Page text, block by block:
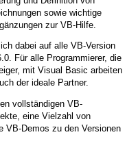
sowie wichtige
zur VB-Hilfe.
dabei auf alle VB-Version
Für alle Programmierer, die
mit Visual Basic arbeiten
der ideale Partner.
vollständigen VB-
eine Vielzahl von
VB-Demos zu den Versionen